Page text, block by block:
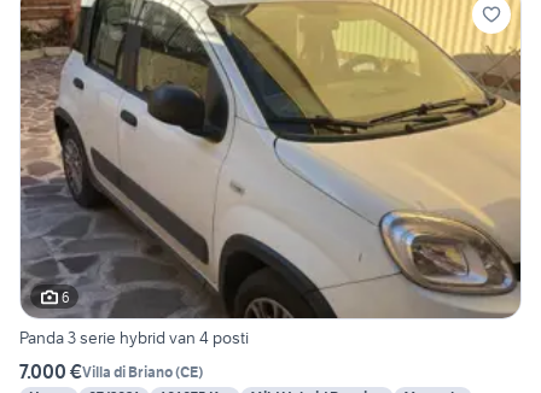
6
Panda 3 serie hybrid van 4 posti
7.000 €Villa di Briano(CE)